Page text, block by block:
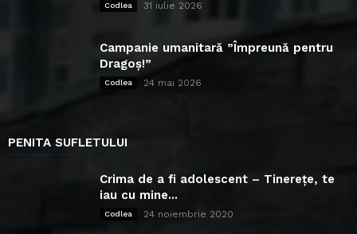
Codlea 31 iulie 2026
Campanie umanitară ”Împreună pentru
Dragoș!”
Codlea 24 mai 2026
PENITA SUFLETULUI
Crima de a fi adolescent – Tinerețe, te
iau cu mine...
Codlea 24 noiembrie 2020